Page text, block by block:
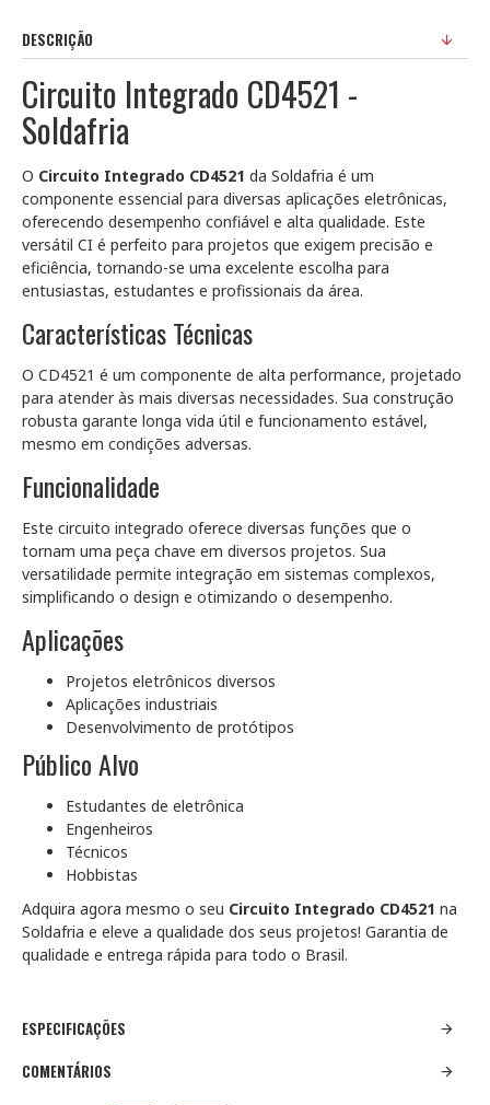
DESCRIÇÃO
Circuito Integrado CD4521 -
Soldafria
O Circuito Integrado CD4521 da Soldafria é um
componente essencial para diversas aplicações eletrônicas,
oferecendo desempenho confiável e alta qualidade. Este
versátil CI é perfeito para projetos que exigem precisão e
eficiência, tornando-se uma excelente escolha para
entusiastas, estudantes e profissionais da área.
Características Técnicas
O CD4521 é um componente de alta performance, projetado
para atender às mais diversas necessidades. Sua construção
robusta garante longa vida útil e funcionamento estável,
mesmo em condições adversas.
Funcionalidade
Este circuito integrado oferece diversas funções que o
tornam uma peça chave em diversos projetos. Sua
versatilidade permite integração em sistemas complexos,
simplificando o design e otimizando o desempenho.
Aplicações
Projetos eletrônicos diversos
Aplicações industriais
Desenvolvimento de protótipos
Público Alvo
Estudantes de eletrônica
Engenheiros
Técnicos
Hobbistas
Adquira agora mesmo o seu Circuito Integrado CD4521 na
Soldafria e eleve a qualidade dos seus projetos! Garantia de
qualidade e entrega rápida para todo o Brasil.
ESPECIFICAÇÕES
COMENTÁRIOS